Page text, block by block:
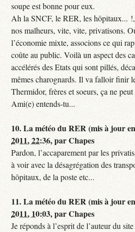
soupe est bonne pour eux.
Ah la SNCF, le RER, les hôpitaux...
nos malheurs, vite, vite, privatisons.
l’économie mixte, associons ce qui
coûte au public. Voilà un aspect des
accélérés des Etats qui sont pillés,
mêmes charognards. Il va falloir finir
Thermidor, frères et soeurs, ça ne
Ami(e) entends-tu...
10.La météo du RER (mis à jour
2011, 22:36,parChapes
Pardon, l’accaparement par les
à voir avec la désagrégation des
hôpitaux, de la poste etc...
11.La météo du RER (mis à jour
2011, 10:03,parChapes
Je réponds à l’esprit de l’auteur du